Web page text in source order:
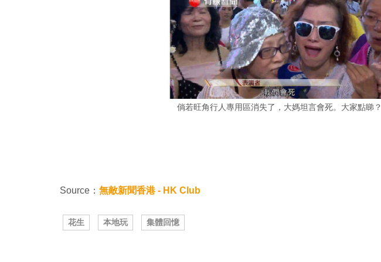
倘若旺角行人專用區消失了，大媽坦言會死。大家點睇？
Source： 無敵新聞香港 - HK Club
花生 本地玩 集體回憶